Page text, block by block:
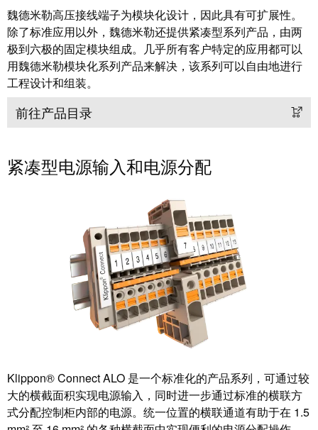
摸
屏
工
程
设
计
和
视
测
量
及
监
自
动
德
国
创
新
奖
Joachim
基
金
入
股
魏
德
魏
德
米
魏德米勒高压接线端子为模块化设计，因此具有可扩展性。
除了标准应用以外，魏德米勒还提供紧凑型系列产品，由两
极到六极的固定模块组成。几乎所有客户特定的应用都可以
用魏德米勒模块化系列产品来解决，该系列可以自由地进行
工程设计和组装。
前往产品目录
紧凑型电源输入和电源分配
Klippon® Connect ALO 是一个标准化的产品系列，可通过较
大的横截面积实现电源输入，同时进一步通过标准的横联方
式分配控制柜内部的电源。统一位置的横联通道有助于在 1.5